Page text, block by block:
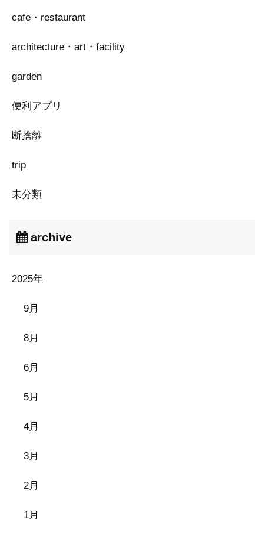
cafe・restaurant
architecture・art・facility
garden
便利アプリ
断捨離
trip
未分類
archive
2025年
9月
8月
6月
5月
4月
3月
2月
1月